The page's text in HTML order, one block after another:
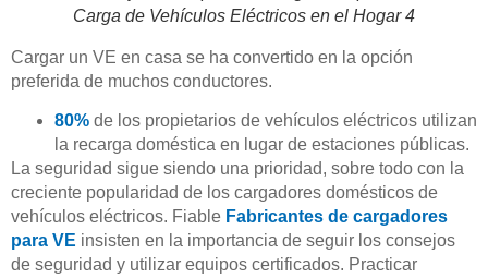
Carga de Vehículos Eléctricos en el Hogar 4
Cargar un VE en casa se ha convertido en la opción
preferida de muchos conductores.
80% de los propietarios de vehículos eléctricos utilizan
la recarga doméstica en lugar de estaciones públicas.
La seguridad sigue siendo una prioridad, sobre todo con la
creciente popularidad de los cargadores domésticos de
vehículos eléctricos. Fiable Fabricantes de cargadores
para VE insisten en la importancia de seguir los consejos
de seguridad y utilizar equipos certificados. Practicar